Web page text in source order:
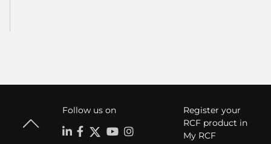
Follow us on
Register your
RCF product in
My RCF